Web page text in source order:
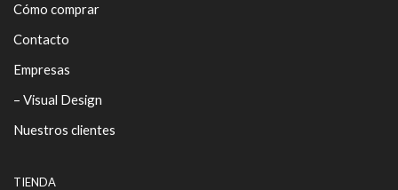
Cómo comprar
Contacto
Empresas
– Visual Design
Nuestros clientes
TIENDA